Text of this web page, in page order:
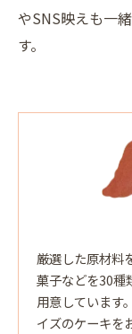
やSNS映えも一
す。
厳選した原材料
菓子などを30種
用意しています
イズのケーキを